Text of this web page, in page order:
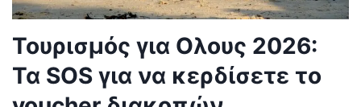
Τουρισμός για Ολους 2026:
Τα SOS για να κερδίσετε το